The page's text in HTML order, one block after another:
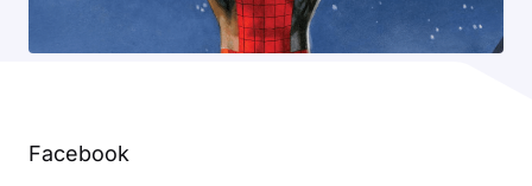
Facebook